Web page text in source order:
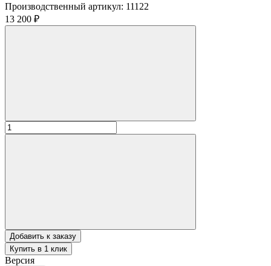
Производственный артикул: 11122
13 200 ₽
Добавить к заказу
Купить в 1 клик
Версия